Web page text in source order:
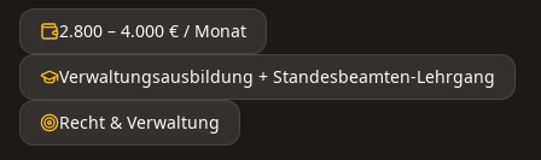
2.800 – 4.000 € / Monat
Verwaltungsausbildung + Standesbeamten-Lehrgang
Recht & Verwaltung